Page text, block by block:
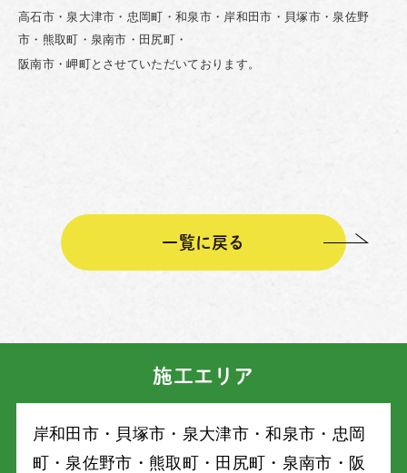
高石市・泉大津市・忠岡町・和泉市・岸和田市・貝塚市・泉佐野
市・熊取町・泉南市・田尻町・
阪南市・岬町とさせていただいております。
一覧に戻る
施工エリア
岸和⽥市・⾙塚市・泉⼤津市・和泉市・忠岡
町・泉佐野市・熊取町・⽥尻町・泉南市・阪